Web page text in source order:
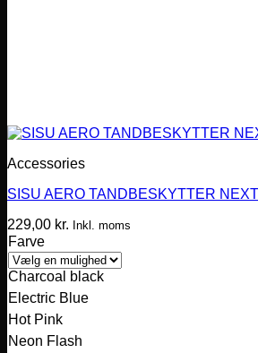
Accessories
SISU AERO TANDBESKYTTER
229,00 kr. Inkl. moms
Farve
Charcoal black
Electric Blue
Hot Pink
Neon Flash